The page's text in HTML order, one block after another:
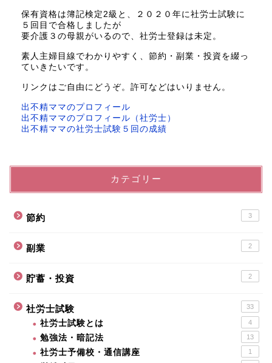
保有資格は簿記検定2級と、２０２０年に社労士試験に
５回目で合格しましたが
要介護３の母親がいるので、社労士登録は未定。
素人主婦目線でわかりやすく、節約・副業・投資を綴っ
ていきたいです。
リンクはご自由にどうぞ。許可などはいりません。
出不精ママのプロフィール
出不精ママのプロフィール（社労士）
出不精ママの社労士試験５回の成績
カテゴリー
節約 3
副業 2
貯蓄・投資 2
社労士試験 33
社労士試験とは 4
勉強法・暗記法 13
社労士予備校・通信講座 1